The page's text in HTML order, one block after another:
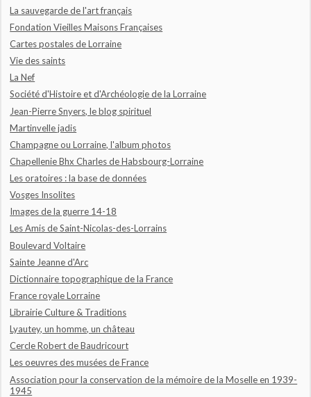
La sauvegarde de l'art français
Fondation Vieilles Maisons Françaises
Cartes postales de Lorraine
Vie des saints
La Nef
Société d'Histoire et d'Archéologie de la Lorraine
Jean-Pierre Snyers, le blog spirituel
Martinvelle jadis
Champagne ou Lorraine, l'album photos
Chapellenie Bhx Charles de Habsbourg-Lorraine
Les oratoires : la base de données
Vosges Insolites
Images de la guerre 14-18
Les Amis de Saint-Nicolas-des-Lorrains
Boulevard Voltaire
Sainte Jeanne d'Arc
Dictionnaire topographique de la France
France royale Lorraine
Librairie Culture & Traditions
Lyautey, un homme, un château
Cercle Robert de Baudricourt
Les oeuvres des musées de France
Association pour la conservation de la mémoire de la Moselle en 1939-
1945